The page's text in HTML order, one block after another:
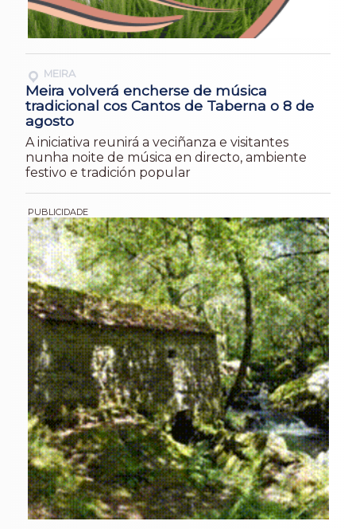
MEIRA
Meira volverá encherse de música
tradicional cos Cantos de Taberna o 8 de
agosto
A iniciativa reunirá a veciñanza e visitantes
nunha noite de música en directo, ambiente
festivo e tradición popular